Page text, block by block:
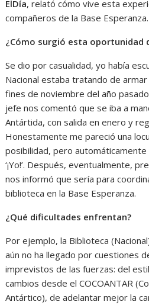
ElDía, relató cómo vive esta
compañeros de la Base Esperanza.
¿Cómo surgió esta oportunidad
Se dio por casualidad, yo había
Nacional estaba tratando de
fines de noviembre del año
jefe nos comentó que se iba a
Antártida, con salida en enero y
Honestamente me pareció una
posibilidad, pero
‘¡Yo!’. Después, eventualmente,
nos informó que sería para
biblioteca en la Base Esperanza.
¿Qué dificultades enfrentan?
Por ejemplo, la Biblioteca
aún no ha llegado por cuestiones
imprevistos de las fuerzas: del
cambios desde el COCOANTAR
Antártico), de adelantar mejor la